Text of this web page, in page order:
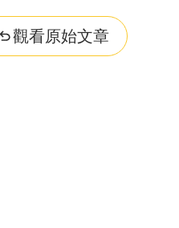
觀看原始文章